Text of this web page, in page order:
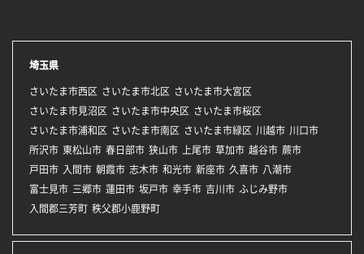
埼玉県
さいたま市西区 さいたま市北区
さいたま市大宮区
さいたま市見沼区
さいたま市中央区
さいたま市桜区
さいたま市浦和区
さいたま市南区 さいたま市緑区 川越市 川口市
所沢市 東松山市 春日部市 狭山市 上尾市 草加市 越谷市 蕨市
戸田市 入間市 朝霞市 志木市 和光市 新座市 久喜市 八潮市
富士見市 三郷市 蓮田市 坂戸市 幸手市 吉川市 ふじみ野市
入間郡三芳町 秩父郡小鹿野町